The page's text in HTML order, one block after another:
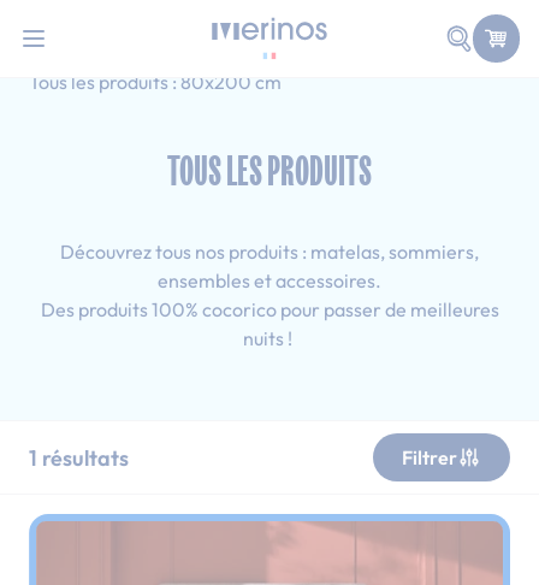
Faire
Accueil
Ado
Tous les produits : 80x200 cm
TOUS LES PRODUITS
Découvrez tous nos produits : matelas, sommiers,
ensembles et accessoires.
Des produits 100% cocorico pour passer de meilleures
nuits !
1 résultats Filtrer